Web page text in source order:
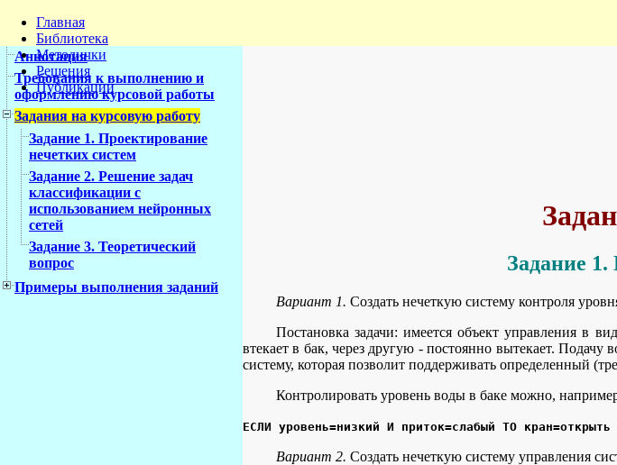
Главная
Библиотека
Методички
Решения
Публикации
Аннотация
Требования к выполнению и
оформлению курсовой работы
Задания на курсовую работу
Задание 1. Проектирование
нечетких систем
Задание 2. Решение задач
классификации с
использованием нейронных
сетей
Задание 3. Теоретический
вопрос
Примеры выполнения заданий
Задание
Вариант 1. Создать нечеткую систему контроля
Постановка задачи: имеется объект управления в
втекает в бак, через другую - постоянно вытекает.
систему, которая позволит поддерживать определенный
Контролировать уровень воды в баке можно,
ЕСЛИ уровень=низкий И приток=слабый ТО кран=открыть
Вариант 2. Создать нечеткую систему управления